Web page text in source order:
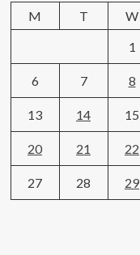
M
T W
1
6 7 8
13 14 15
20 21 22
27 28 29